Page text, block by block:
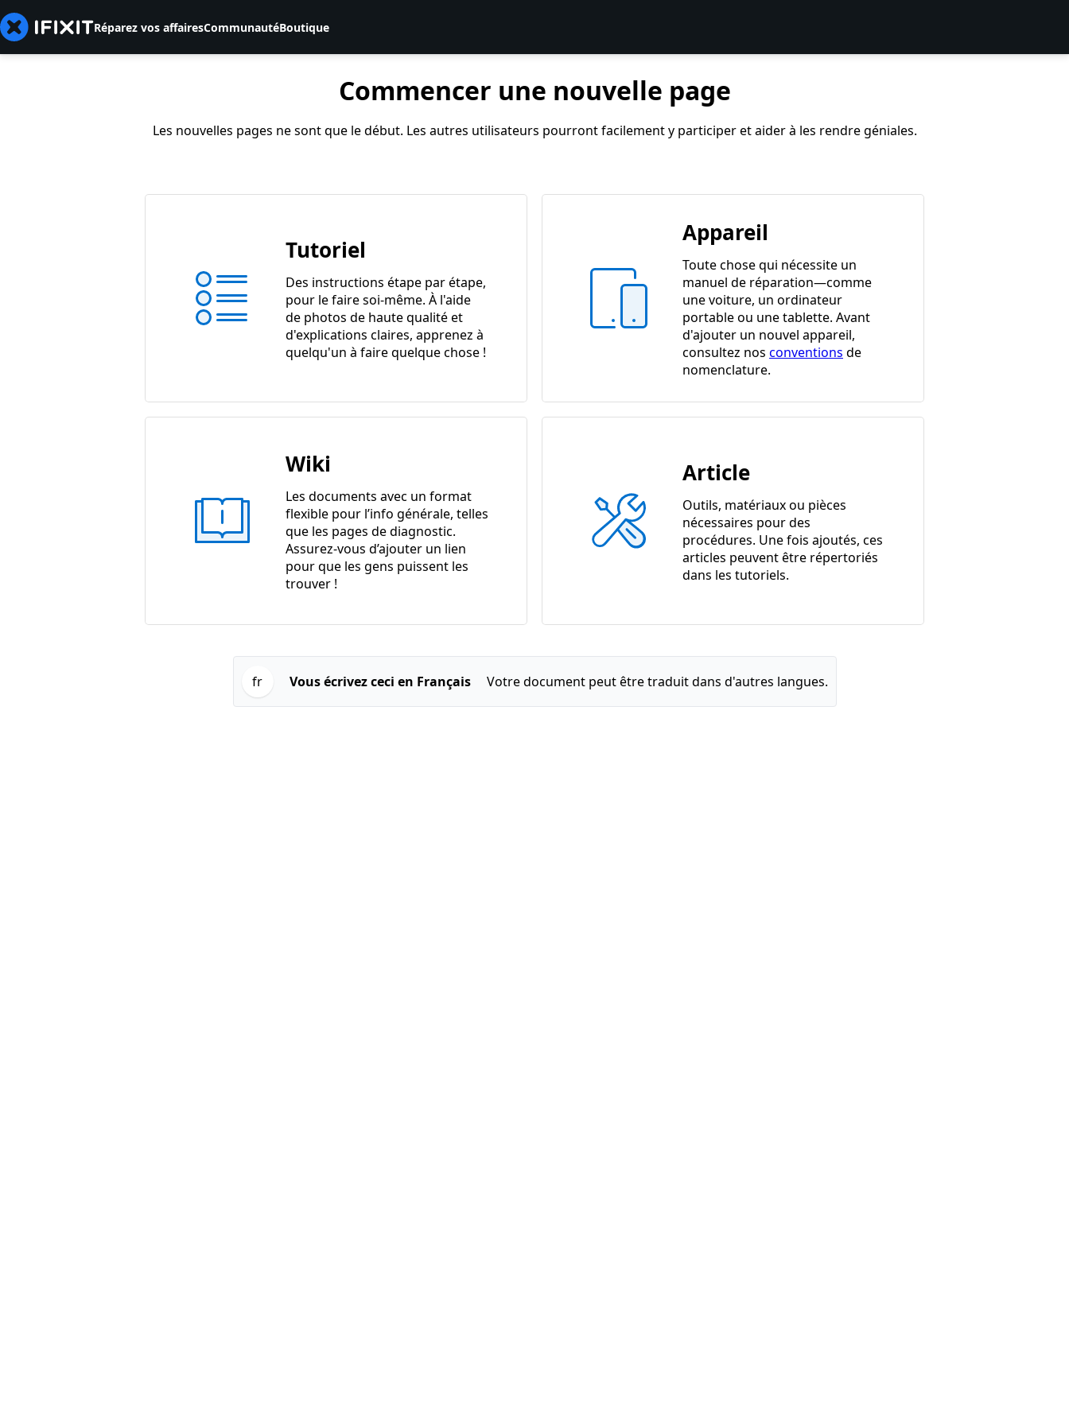
Réparez vos affairesCommunautéBoutique
Commencer une nouvelle page
Les nouvelles pages ne sont que le début. Les autres utilisateurs pourront facilement y participer et aider à les rendre géniales.
Tutoriel
Des instructions étape par étape,
pour le faire soi-même. À l'aide
de photos de haute qualité et
d'explications claires, apprenez à
quelqu'un à faire quelque chose !
Appareil
Toute chose qui nécessite un
manuel de réparation—comme
une voiture, un ordinateur
portable ou une tablette. Avant
d'ajouter un nouvel appareil,
consultez nos conventions de
nomenclature.
Wiki
Les documents avec un format
flexible pour l’info générale, telles
que les pages de diagnostic.
Assurez-vous d’ajouter un lien
pour que les gens puissent les
trouver !
Article
Outils, matériaux ou pièces
nécessaires pour des
procédures. Une fois ajoutés, ces
articles peuvent être répertoriés
dans les tutoriels.
fr Vous écrivez ceci en Français Votre document peut être traduit dans d'autres langues.